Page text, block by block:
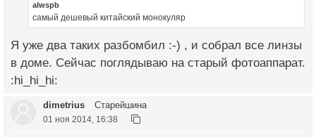
alwspb
самый дешевый китайский монокуляр
Я уже два таких разбомбил :-) , и собрал все линзы
в доме. Сейчас поглядываю на старый фотоаппарат.
:hi_hi_hi:
dimetrius Старейшина
01 ноя 2014, 16:38